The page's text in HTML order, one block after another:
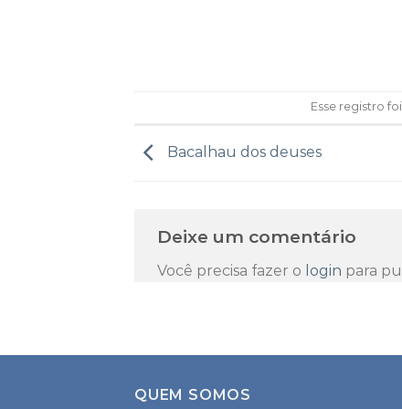
Esse registro
Bacalhau dos deuses
Deixe um comentário
Você precisa fazer o login para
QUEM SOMOS